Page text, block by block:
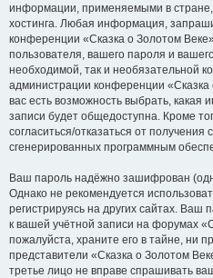
информации, применяемыми в
хостинга. Любая информация,
конференции «Сказка о Золотом
пользователя, вашего пароля и
необходимой, так и необязательной
администрации конференции
вас есть возможность выбрать,
записи будет общедоступна. Кроме
согласиться/отказаться от
сгенерированных программным
Ваш пароль надёжно зашифрован
Однако не рекомендуется
регистрируясь на других сайтах. Ваш
к вашей учётной записи на форумах
пожалуйста, храните его в тайне, ни
представители «Сказка о Золотом
третье лицо не вправе спрашивать